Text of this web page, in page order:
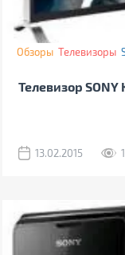
Обзоры Телевизоры
Телевизор SONY
13.02.2015